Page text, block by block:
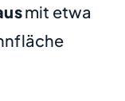
mit etwa